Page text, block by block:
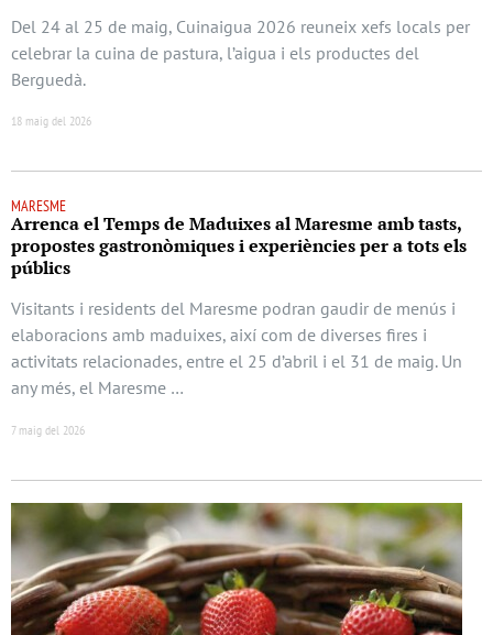
Del 24 al 25 de maig, Cuinaigua 2026 reuneix xefs locals per
celebrar la cuina de pastura, l’aigua i els productes del
Berguedà.
18 maig del 2026
MARESME
Arrenca el Temps de Maduixes al Maresme amb tasts,
propostes gastronòmiques i experiències per a tots els
públics
Visitants i residents del Maresme podran gaudir de menús i
elaboracions amb maduixes, així com de diverses fires i
activitats relacionades, entre el 25 d’abril i el 31 de maig. Un
any més, el Maresme …
7 maig del 2026